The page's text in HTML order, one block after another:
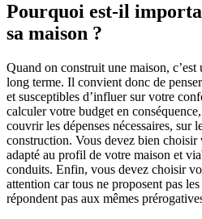
Pourquoi est-il
sa maison ?
Quand on construit une maison,
long terme. Il convient donc de
et susceptibles d’influer sur votre
calculer votre budget en
couvrir les dépenses nécessaires, sur
construction. Vous devez bien
adapté au profil de votre maison et
conduits. Enfin, vous devez choisir
attention car tous ne proposent pas
répondent pas aux mêmes